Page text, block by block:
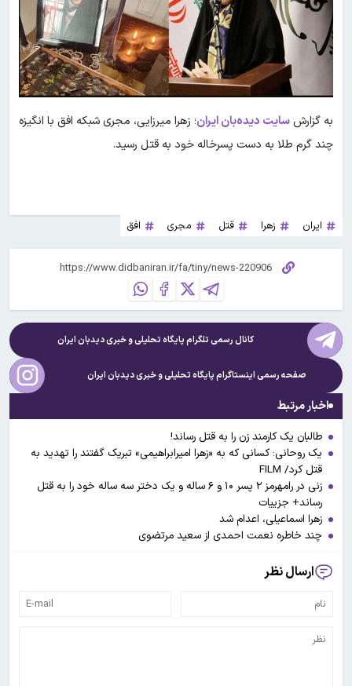
به گزارشسایت دیده‌بان ایران؛ زهرا میرزایی، مجری شبکه افق با انگیزه
چند گرم طلا به دست پسرخاله خود به قتل رسید.
ایران زهرا قتل مجری افق
کانال رسمی تلگرام پایگاه تحلیلی و خبریدیدبان ایران
صفحه رسمی اینستاگرام پایگاه تحلیلی و خبریدیدبان ایران
اخبار مرتبط
طالبان یک کارمند زن را به قتل رساند!
یک روحانی: کسانی که به «زهرا امیرابراهیمی» تبریک گفتند را تهدید به
قتل کرد/ FILM
زنی در رامهرمز ۲ پسر ۱۰ و ۶ ساله و یک دختر سه ساله خود را به قتل
رساند+ جزییات
زهرا اسماعیلی، اعدام شد
چند خاطره نعمت احمدی از سعید مرتضوی
ارسال نظر